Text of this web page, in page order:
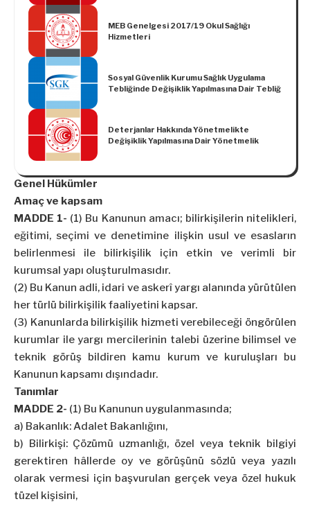
MEB Genelgesi 2017/19 Okul Sağlığı
Hizmetleri
Sosyal Güvenlik Kurumu Sağlık Uygulama
Tebliğinde Değişiklik Yapılmasına Dair Tebliğ
Deterjanlar Hakkında Yönetmelikte
Değişiklik Yapılmasına Dair Yönetmelik
Genel Hükümler
Amaç ve kapsam
MADDE 1- (1) Bu Kanunun amacı; bilirkişilerin nitelikleri,
eğitimi, seçimi ve denetimine ilişkin usul ve esasların
belirlenmesi ile bilirkişilik için etkin ve verimli bir
kurumsal yapı oluşturulmasıdır.
(2) Bu Kanun adli, idari ve askerî yargı alanında yürütülen
her türlü bilirkişilik faaliyetini kapsar.
(3) Kanunlarda bilirkişilik hizmeti verebileceği öngörülen
kurumlar ile yargı mercilerinin talebi üzerine bilimsel ve
teknik görüş bildiren kamu kurum ve kuruluşları bu
Kanunun kapsamı dışındadır.
Tanımlar
MADDE 2- (1) Bu Kanunun uygulanmasında;
a) Bakanlık: Adalet Bakanlığını,
b) Bilirkişi: Çözümü uzmanlığı, özel veya teknik bilgiyi
gerektiren hâllerde oy ve görüşünü sözlü veya yazılı
olarak vermesi için başvurulan gerçek veya özel hukuk
tüzel kişisini,